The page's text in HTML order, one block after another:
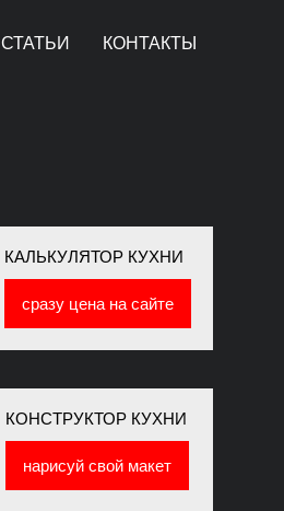
СТАТЬИ КОНТАКТЫ
КАЛЬКУЛЯТОР КУХНИ
сразу цена на сайте
КОНСТРУКТОР КУХНИ
нарисуй свой макет